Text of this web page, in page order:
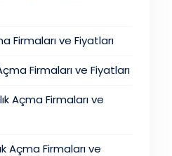
Firmaları ve Fiyatları
Firmaları ve Fiyatları
Açma Firmaları ve
Açma Firmaları ve